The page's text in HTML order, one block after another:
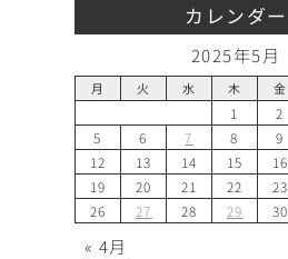
カレンダー
2025年5月
月 火 水 木 金
1 2
5
6 7 8 9
12
13 14 15 16
19
20 21 22 23
26
27 28 29 30
« 4月